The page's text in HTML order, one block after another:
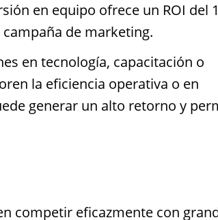
en equipo ofrece un ROI del
de marketing.
en tecnología, capacitación o
la eficiencia operativa o en
generar un alto retorno y
competir eficazmente con